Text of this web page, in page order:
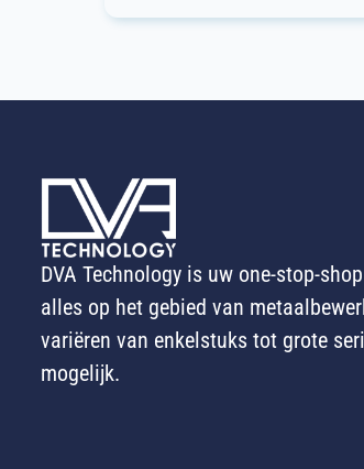
DVA Technology is uw one-stop-
alles op het gebied van
variëren van enkelstuks tot grote
mogelijk.